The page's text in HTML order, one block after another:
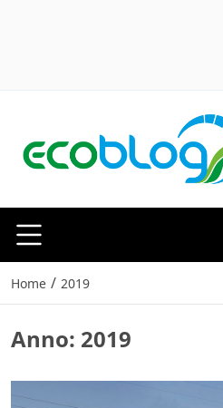
Home / 2019
Anno: 2019